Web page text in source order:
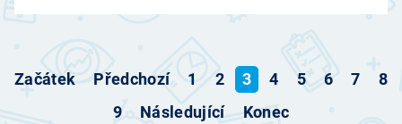
Začátek Předchozí 1 2 3 4 5 6 7
8
9
Následující Konec